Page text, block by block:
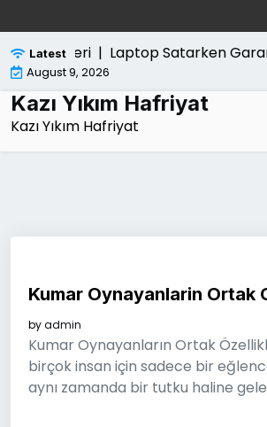
to
content
Latest
Ozellikleri | Laptop Satarken
August 9, 2026
Kazı Yıkım Hafriyat
Kazı Yıkım Hafriyat
Kumar Oynayanlarin Ortak
byadmin
Kumar Oynayanların Ortak
birçok insan için sadece bir
aynı zamanda bir tutku haline